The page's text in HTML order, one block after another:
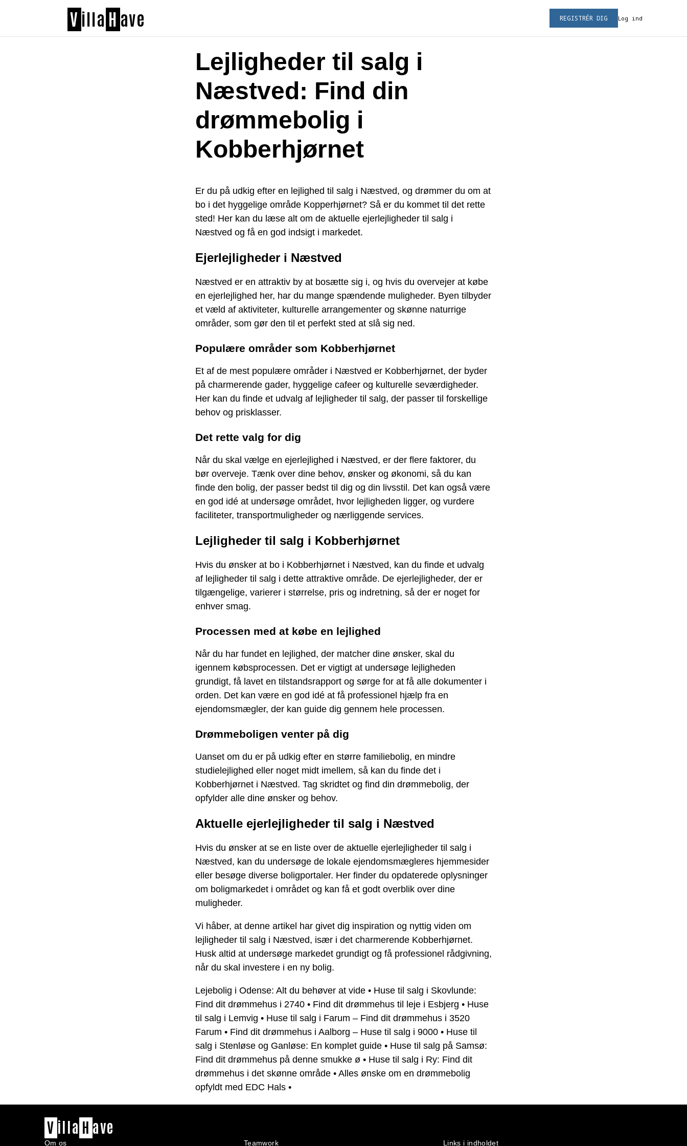
V illa H ave Log ind
REGISTRÉR DIG
Lejligheder til salg i
Næstved: Find din
drømmebolig i
Kobberhjørnet
Er du på udkig efter en lejlighed til salg i Næstved, og drømmer du om at
bo i det hyggelige område Kopperhjørnet? Så er du kommet til det rette
sted! Her kan du læse alt om de aktuelle ejerlejligheder til salg i
Næstved og få en god indsigt i markedet.
Ejerlejligheder i Næstved
Næstved er en attraktiv by at bosætte sig i, og hvis du overvejer at købe
en ejerlejlighed her, har du mange spændende muligheder. Byen tilbyder
et væld af aktiviteter, kulturelle arrangementer og skønne naturrige
områder, som gør den til et perfekt sted at slå sig ned.
Populære områder som Kobberhjørnet
Et af de mest populære områder i Næstved er Kobberhjørnet, der byder
på charmerende gader, hyggelige cafeer og kulturelle seværdigheder.
Her kan du finde et udvalg af lejligheder til salg, der passer til forskellige
behov og prisklasser.
Det rette valg for dig
Når du skal vælge en ejerlejlighed i Næstved, er der flere faktorer, du
bør overveje. Tænk over dine behov, ønsker og økonomi, så du kan
finde den bolig, der passer bedst til dig og din livsstil. Det kan også være
en god idé at undersøge området, hvor lejligheden ligger, og vurdere
faciliteter, transportmuligheder og nærliggende services.
Lejligheder til salg i Kobberhjørnet
Hvis du ønsker at bo i Kobberhjørnet i Næstved, kan du finde et udvalg
af lejligheder til salg i dette attraktive område. De ejerlejligheder, der er
tilgængelige, varierer i størrelse, pris og indretning, så der er noget for
enhver smag.
Processen med at købe en lejlighed
Når du har fundet en lejlighed, der matcher dine ønsker, skal du
igennem købsprocessen. Det er vigtigt at undersøge lejligheden
grundigt, få lavet en tilstandsrapport og sørge for at få alle dokumenter i
orden. Det kan være en god idé at få professionel hjælp fra en
ejendomsmægler, der kan guide dig gennem hele processen.
Drømmeboligen venter på dig
Uanset om du er på udkig efter en større familiebolig, en mindre
studielejlighed eller noget midt imellem, så kan du finde det i
Kobberhjørnet i Næstved. Tag skridtet og find din drømmebolig, der
opfylder alle dine ønsker og behov.
Aktuelle ejerlejligheder til salg i Næstved
Hvis du ønsker at se en liste over de aktuelle ejerlejligheder til salg i
Næstved, kan du undersøge de lokale ejendomsmægleres hjemmesider
eller besøge diverse boligportaler. Her finder du opdaterede oplysninger
om boligmarkedet i området og kan få et godt overblik over dine
muligheder.
Vi håber, at denne artikel har givet dig inspiration og nyttig viden om
lejligheder til salg i Næstved, især i det charmerende Kobberhjørnet.
Husk altid at undersøge markedet grundigt og få professionel rådgivning,
når du skal investere i en ny bolig.
Lejebolig i Odense: Alt du behøver at vide • Huse til salg i Skovlunde:
Find dit drømmehus i 2740 • Find dit drømmehus til leje i Esbjerg • Huse
til salg i Lemvig • Huse til salg i Farum – Find dit drømmehus i 3520
Farum • Find dit drømmehus i Aalborg – Huse til salg i 9000 • Huse til
salg i Stenløse og Ganløse: En komplet guide • Huse til salg på Samsø:
Find dit drømmehus på denne smukke ø • Huse til salg i Ry: Find dit
drømmehus i det skønne område • Alles ønske om en drømmebolig
opfyldt med EDC Hals •
V illa H ave
Om os Teamwork Links i indholdet